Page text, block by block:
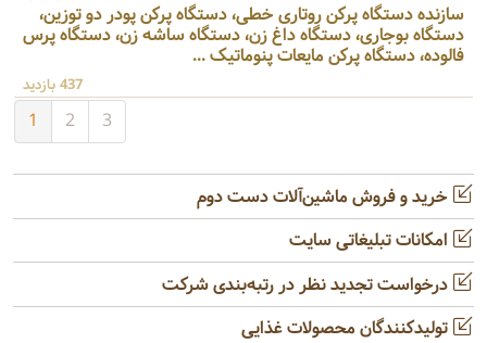
سازنده دستگاه پرکن روتاری خطی، دستگاه پرکن پودر دو توزین،
دستگاه بوجاری، دستگاه داغ زن، دستگاه ساشه زن، دستگاه پرس
فالوده، دستگاه پرکن مایعات پنوماتیک ...
437 بازدید
1 2 3
خرید و فروش ماشین‌آلات دست دوم
امکانات تبلیغاتی سایت
درخواست تجدید نظر در رتبه‌بندی شرکت
تولیدکنندگان محصولات غذایی